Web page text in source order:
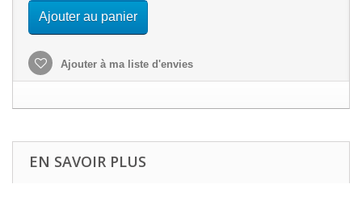
Ajouter au panier
Ajouter à ma liste d'envies
EN SAVOIR PLUS